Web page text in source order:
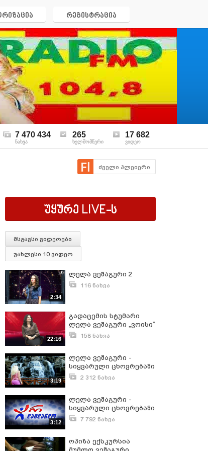
რეგისტრაცია
7 470 434
ნახვა
265
ხელმომწერი
17 682
ვიდეო
ძველი პლეიერი
უყურე LIVE-ს
მსგავსი ვიდეოები
უახლესი 10 ვიდეო
2:34
ლელა ვეშაგური 2
116 ნახვა
22:16
გადაცემის სტუმარი
ლელა ვეშაგური „ვოისი“
158 ნახვა
3:19
ლელა ვეშაგური -
სიყვარული ცხოვრებაში
ერთხელ მითქვამს
2 312 ნახვა
3:12
ლელა ვეშაგური -
სიყვარული ცხოვრებაში
ერთხელ მითქვამს (არ
Cxovrebashi Ertxel Mitqvams
7 792 ნახვა
ოპიზა ექსკურსია